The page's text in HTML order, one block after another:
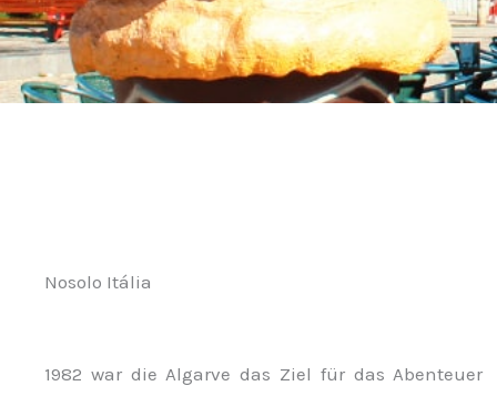
Nosolo Itália
1982 war die Algarve das Ziel für das Abenteuer